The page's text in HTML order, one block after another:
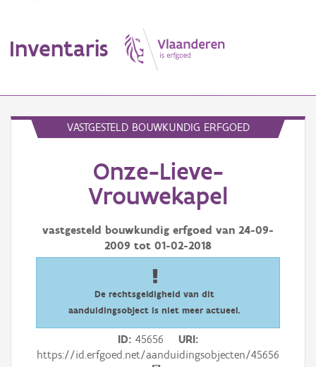
Inventaris
Waarneming
Downloads
VASTGESTELD BOUWKUNDIG ERFGOED
Onze-Lieve-
Vrouwekapel
vastgesteld bouwkundig erfgoed van 24-09-
2009 tot 01-02-2018
De rechtsgeldigheid van dit
aanduidingsobject is niet meer actueel.
ID 45656
URI
https://id.erfgoed.net/aanduidingsobjecten/45656